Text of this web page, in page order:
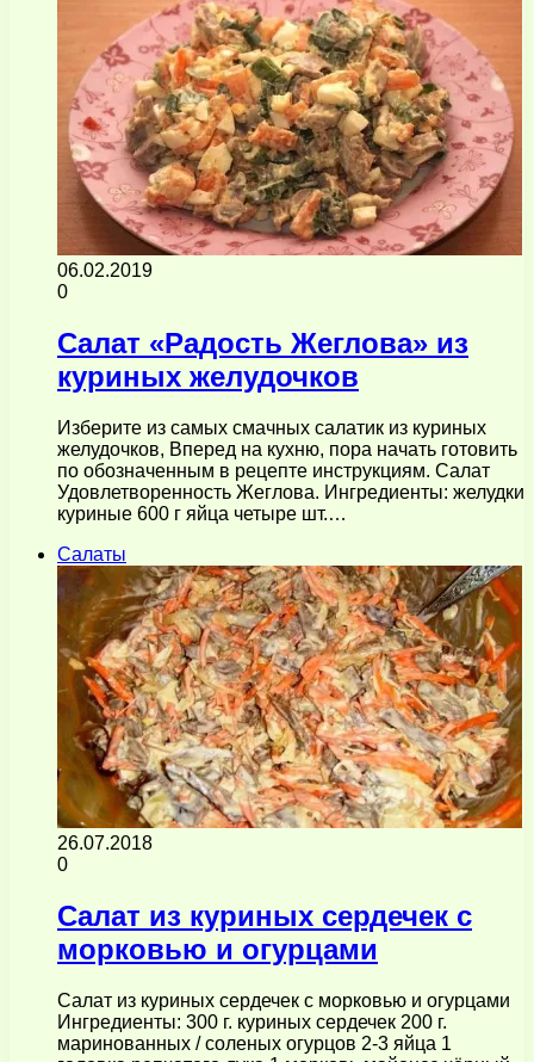
06.02.2019
0
Салат «Радость Жеглова» из
куриных желудочков
Изберите из самых смачных салатик из куриных
желудочков, Вперед на кухню, пора начать готовить
по обозначенным в рецепте инструкциям. Салат
Удовлетворенность Жеглова. Ингредиенты: желудки
куриные 600 г яйца четыре шт.…
Салаты
26.07.2018
0
Салат из куриных сердечек с
морковью и огурцами
Салат из куриных сердечек с морковью и огурцами
Ингредиенты: 300 г. куриных сердечек 200 г.
маринованных / соленых огурцов 2-3 яйца 1